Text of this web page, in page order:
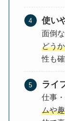
使い
面倒
どうか
性も確
ライ
仕事
ムや